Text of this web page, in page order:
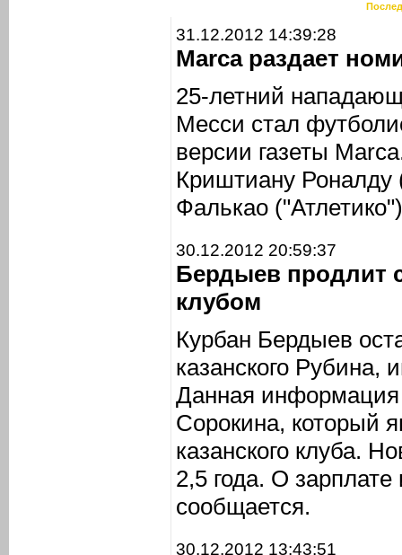
31.12.2012 14:39:28
Marca раздает
25-летний
Месси стал
версии газеты
Криштиану
Фалькао
30.12.2012 20:59:37
Бердыев продлит
клубом
Курбан Бердыев
казанского
Данная информация
Сорокина, который
казанского клуба.
2,5 года. О
сообщается.
30.12.2012 13:43:51